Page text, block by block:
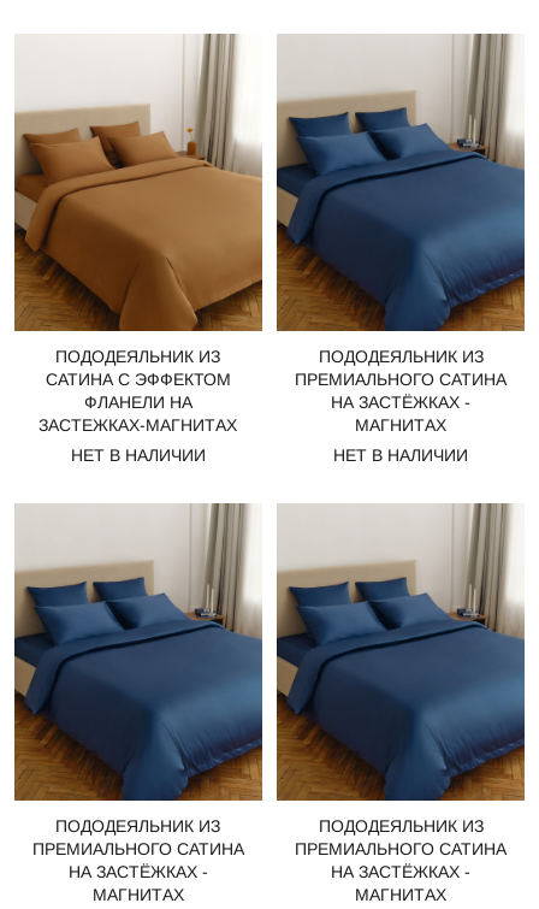
ПОДОДЕЯЛЬНИК ИЗ
САТИНА С ЭФФЕКТОМ
ФЛАНЕЛИ НА
ЗАСТЕЖКАХ-МАГНИТАХ
НЕТ В НАЛИЧИИ
ПОДОДЕЯЛЬНИК ИЗ
ПРЕМИАЛЬНОГО САТИНА
НА ЗАСТЁЖКАХ -
МАГНИТАХ
НЕТ В НАЛИЧИИ
ПОДОДЕЯЛЬНИК ИЗ
ПРЕМИАЛЬНОГО САТИНА
НА ЗАСТЁЖКАХ -
МАГНИТАХ
ПОДОДЕЯЛЬНИК ИЗ
ПРЕМИАЛЬНОГО САТИНА
НА ЗАСТЁЖКАХ -
МАГНИТАХ